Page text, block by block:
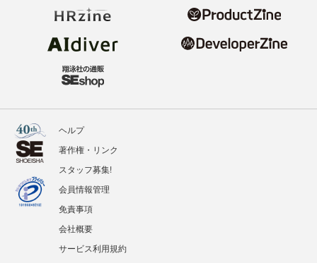
ヘルプ
著作権・リンク
スタッフ募集!
会員情報管理
免責事項
会社概要
サービス利用規約